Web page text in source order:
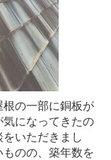
の一部に銅板が
になってきたの
いただきまし
のの、築年数を